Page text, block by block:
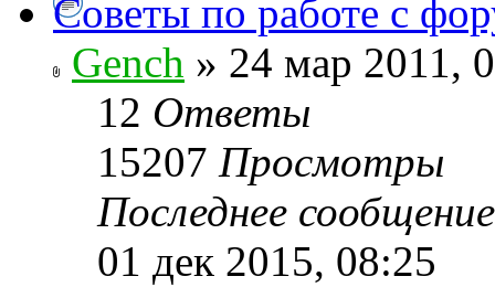
Советы по работе с
Gench » 24 мар 2011,
12 Ответы
15207 Просмотры
Последнее
01 дек 2015, 08:25